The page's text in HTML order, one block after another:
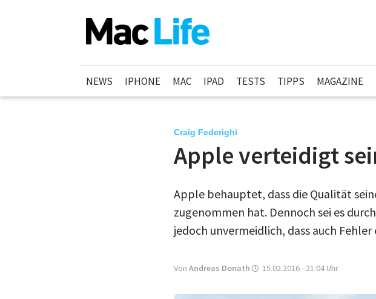
NEWS IPHONE MAC IPAD TESTS TIPPS MAGAZINE
Craig Federighi
Apple verteidigt
Apple behauptet, dass die Qualität
zugenommen hat. Dennoch sei es
jedoch unvermeidlich, dass auch
Von Andreas Donath 15.02.2016 - 21:04 Uhr